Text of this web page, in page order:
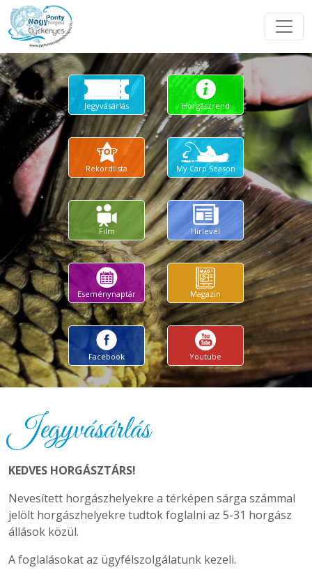
Jegyvásárlás Horgászrend
Rekordlista My Carp Season
Film Hírlevél
Eseménynaptár Magazin
Facebook Youtube
Jegyvásárlás
KEDVES HORGÁSZTÁRS!
Nevesített horgászhelyekre a térképen sárga számmal
jelölt horgászhelyekre tudtok foglalni az 5-31 horgász
állások közül.
A foglalásokat az ügyfélszolgálatunk kezeli.